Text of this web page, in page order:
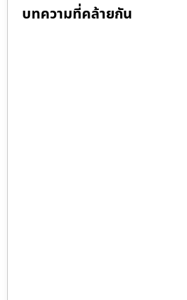
บทความที่คล้ายกัน